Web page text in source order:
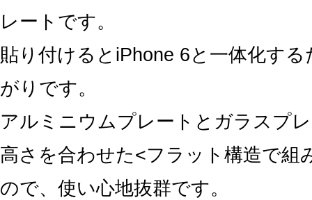
レートです。
貼り付けるとiPhone 6と一体化す
がりです。
アルミニウムプレートとガラスプ
高さを合わせた<フラット構造で組
ので、使い心地抜群です。